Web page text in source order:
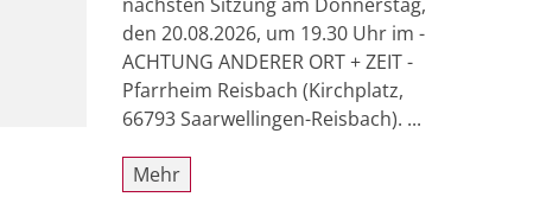
den 20.08.2026, um 19.30 Uhr im -
ACHTUNG ANDERER ORT + ZEIT -
Pfarrheim Reisbach (Kirchplatz,
66793 Saarwellingen-Reisbach). ...
Mehr